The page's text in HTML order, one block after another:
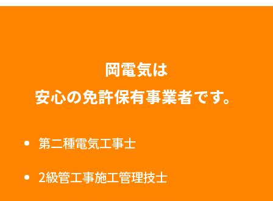
岡電気は
安心の免許保有事業者です。
第二種電気工事士
2級管工事施工管理技士